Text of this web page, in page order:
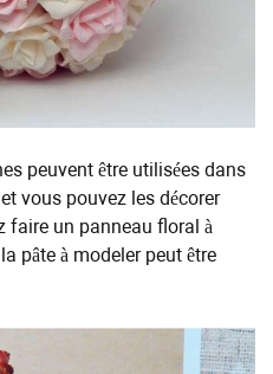
peuvent être utilisées dans
vous pouvez les décorer
faire un panneau floral à
pâte à modeler peut être